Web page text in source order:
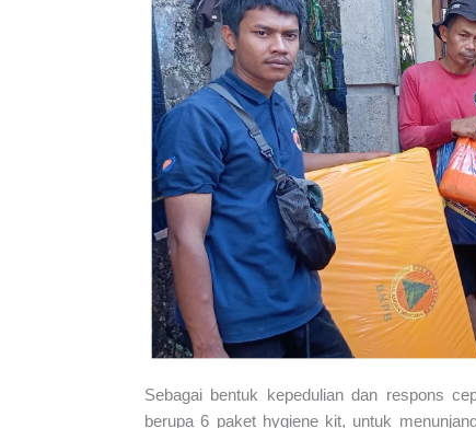
Sebagai bentuk kepedulian dan respons
berupa 6 paket hygiene kit, untuk